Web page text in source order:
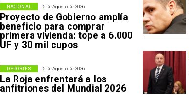
5 De Agosto De 2026
Proyecto de Gobierno amplía
beneficio para comprar
primera vivienda: tope a 6.000
UF y 30 mil cupos
NACIONAL
5 De Agosto De 2026
La Roja enfrentará a los
anfitriones del Mundial 2026
DEPORTES